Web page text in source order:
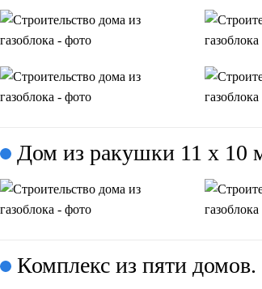
Дом из ракушки 11 х 10
Комплекс из пяти